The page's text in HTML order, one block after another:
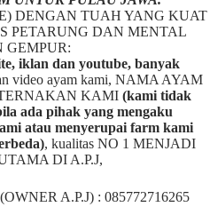
DENGAN TUAH YANG KUAT
PETARUNG DAN MENTAL
GEMPUR:
iklan dan youtube, banyak
video ayam kami, NAMA AYAM
KAMI (kami tidak
ada pihak yang mengaku
atau menyerupai farm kami
, kualitas NO 1 MENJADI
DI A.P.J,
A.P.J) : 085772716265